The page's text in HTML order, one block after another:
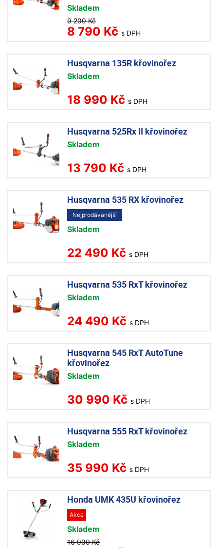
Skladem
9 290 Kč
8 790 Kč s DPH
Husqvarna 135R křovinořez
Skladem
18 990 Kč s DPH
Husqvarna 525Rx II křovinořez
Skladem
13 790 Kč s DPH
Husqvarna 535 RX křovinořez
Nejprodávanější
Skladem
22 490 Kč s DPH
Husqvarna 535 RxT křovinořez
Skladem
24 490 Kč s DPH
Husqvarna 545 RxT AutoTune
křovinořez
Skladem
30 990 Kč s DPH
Husqvarna 555 RxT křovinořez
Skladem
35 990 Kč s DPH
Honda UMK 435U křovinořez
Akce
Skladem
16 990 Kč